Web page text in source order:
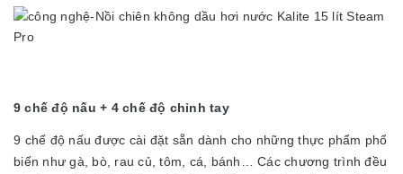
9 chế độ nấu + 4 chế độ chỉnh tay
9 chế độ nấu được cài đặt sẵn dành cho những thực phẩm phổ
biến như gà, bò, rau củ, tôm, cá, bánh… Các chương trình đều